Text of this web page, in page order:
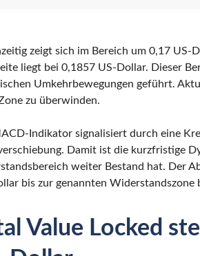
zeigt sich im Bereich um 0,17 US-
liegt bei 0,1857 US-Dollar. Dieser
Umkehrbewegungen geführt.
zu überwinden.
Indikator signalisiert durch eine
Damit ist die kurzfristige
weiter Bestand hat. Der
bis zur genannten Widerstandszone
Value Locked